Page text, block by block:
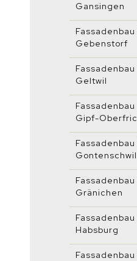
Gansingen
Gebenstorf
Geltwil
Gipf-
Gontenschwil
Gränichen
Habsburg